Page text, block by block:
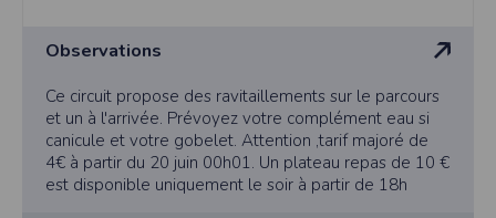
Observations
Ce circuit propose des ravitaillements sur le parcours
et un à l'arrivée. Prévoyez votre complément eau si
canicule et votre gobelet. Attention ,tarif majoré de
4€ à partir du 20 juin 00h01. Un plateau repas de 10 €
est disponible uniquement le soir à partir de 18h